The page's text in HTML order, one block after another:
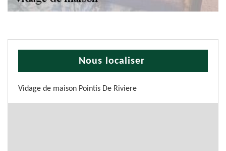
Nous localiser
Vidage de maison Pointis De Riviere